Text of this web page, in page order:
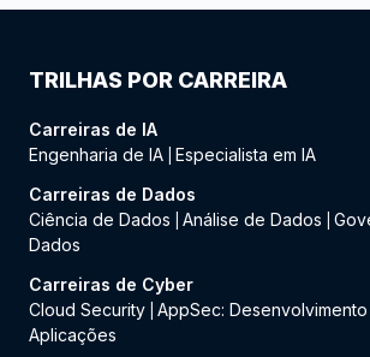
TRILHAS POR CARREIRA
Carreiras de IA
Engenharia de IA Especialista em IA
Carreiras de Dados
Ciência de Dados
Análise de Dados
Dados
Carreiras de Cyber
Cloud Security AppSec:
Aplicações